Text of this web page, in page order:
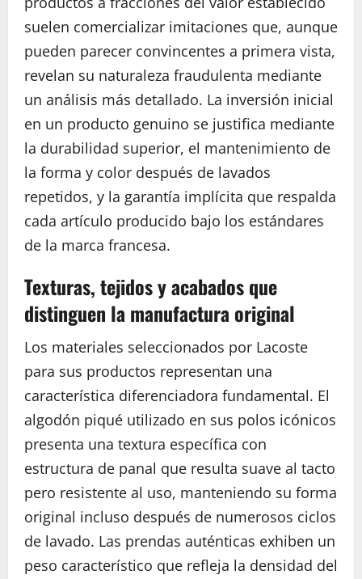
suelen comercializar imitaciones que, aunque
pueden parecer convincentes a primera vista,
revelan su naturaleza fraudulenta mediante
un análisis más detallado. La inversión inicial
en un producto genuino se justifica mediante
la durabilidad superior, el mantenimiento de
la forma y color después de lavados
repetidos, y la garantía implícita que respalda
cada artículo producido bajo los estándares
de la marca francesa.
Texturas, tejidos y acabados que
distinguen la manufactura original
Los materiales seleccionados por Lacoste
para sus productos representan una
característica diferenciadora fundamental. El
algodón piqué utilizado en sus polos icónicos
presenta una textura específica con
estructura de panal que resulta suave al tacto
pero resistente al uso, manteniendo su forma
original incluso después de numerosos ciclos
de lavado. Las prendas auténticas exhiben un
peso característico que refleja la densidad del